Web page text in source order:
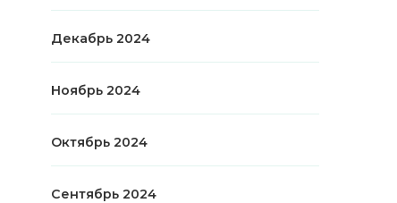
Декабрь 2024
Ноябрь 2024
Октябрь 2024
Сентябрь 2024